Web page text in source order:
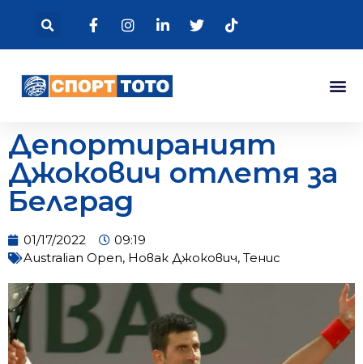
Депортираният
Джокович отлетя за
Белград
01/17/2022
09:19
Australian Open, Новак Джокович, Тенис